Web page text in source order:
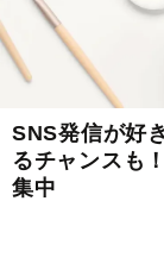
SNS発信が好
るチャンスも
集中